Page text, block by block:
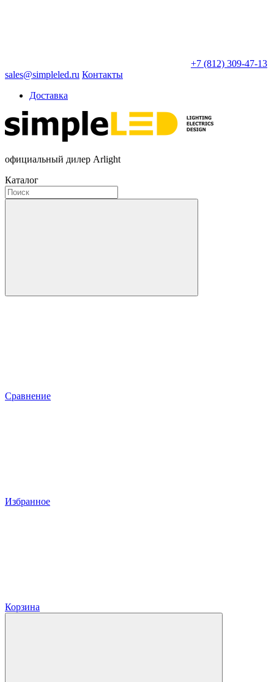
+7 (812) 309-47-13
sales@simpleled.ru Контакты
Доставка
официальный дилер Arlight
Каталог
Сравнение
Избранное
Корзина